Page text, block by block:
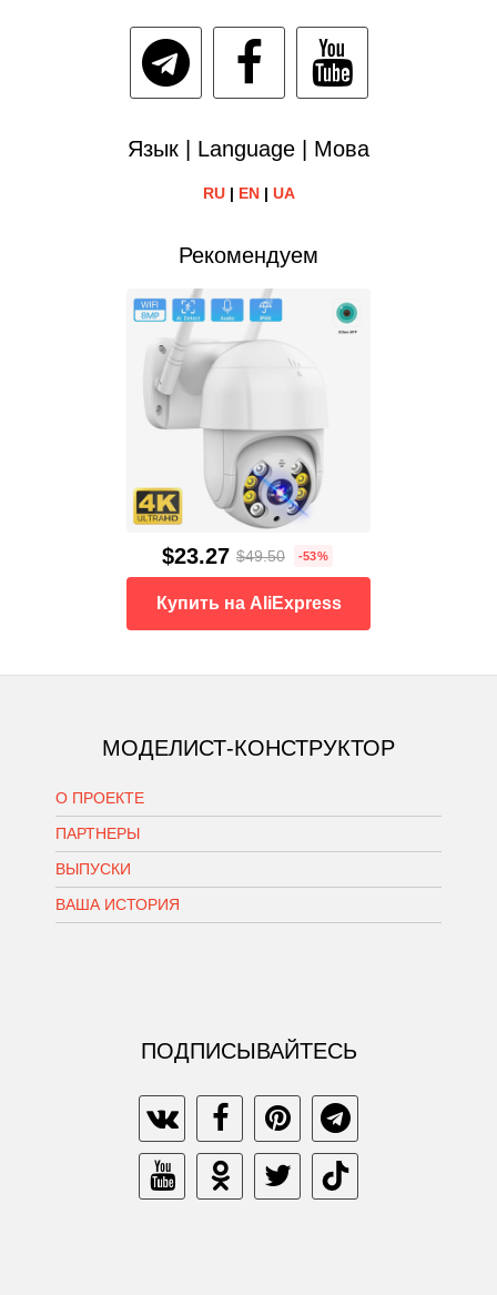
Язык | Language | Мова
RU| EN| UA
Рекомендуем
$23.27 $49.50 -53%
Купить на AliExpress
МОДЕЛИСТ-КОНСТРУКТОР
О ПРОЕКТЕ
ПАРТНЕРЫ
ВЫПУСКИ
ВАША ИСТОРИЯ
ПОДПИСЫВАЙТЕСЬ